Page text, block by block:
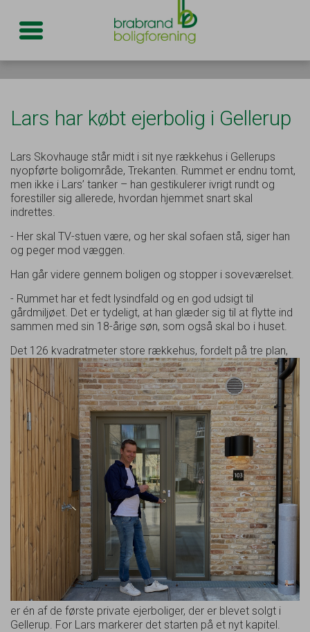
Toggle navigation
Lars har købt ejerbolig i Gellerup
Lars Skovhauge står midt i sit nye rækkehus i Gellerups
nyopførte boligområde, Trekanten. Rummet er endnu tomt,
men ikke i Lars’ tanker – han gestikulerer ivrigt rundt og
forestiller sig allerede, hvordan hjemmet snart skal
indrettes.
- Her skal TV-stuen være, og her skal sofaen stå, siger han
og peger mod væggen.
Han går videre gennem boligen og stopper i soveværelset.
- Rummet har et fedt lysindfald og en god udsigt til
gårdmiljøet. Det er tydeligt, at han glæder sig til at flytte ind
sammen med sin 18-årige søn, som også skal bo i huset.
Det 126 kvadratmeter store rækkehus, fordelt på tre plan,
er én af de første private ejerboliger, der er blevet solgt i
Gellerup. For Lars markerer det starten på et nyt kapitel.